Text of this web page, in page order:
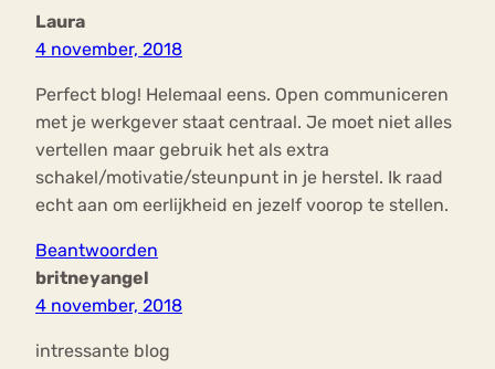
Laura
4 november, 2018
Perfect blog! Helemaal eens. Open communiceren
met je werkgever staat centraal. Je moet niet alles
vertellen maar gebruik het als extra
schakel/motivatie/steunpunt in je herstel. Ik raad
echt aan om eerlijkheid en jezelf voorop te stellen.
Beantwoorden
britneyangel
4 november, 2018
intressante blog